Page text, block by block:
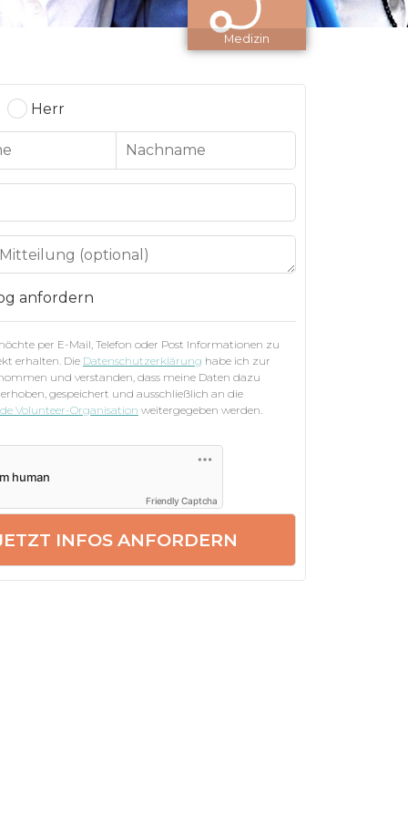
Medizin
Herr
anfordern
per E-Mail, Telefon oder Post Informationen zu
erhalten. Die Datenschutzerklärung habe ich zur
und verstanden, dass meine Daten dazu
gespeichert und ausschließlich an die
Volunteer-Organisation weitergegeben werden.
Friendly Captcha